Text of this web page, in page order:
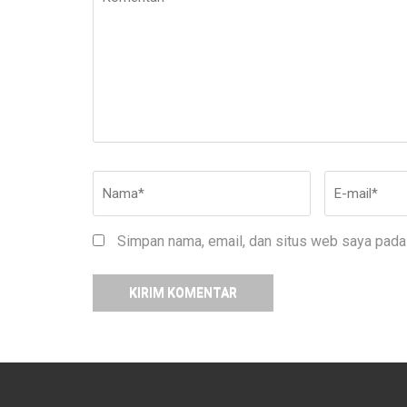
mail*
Simpan nama, email, dan situs web saya